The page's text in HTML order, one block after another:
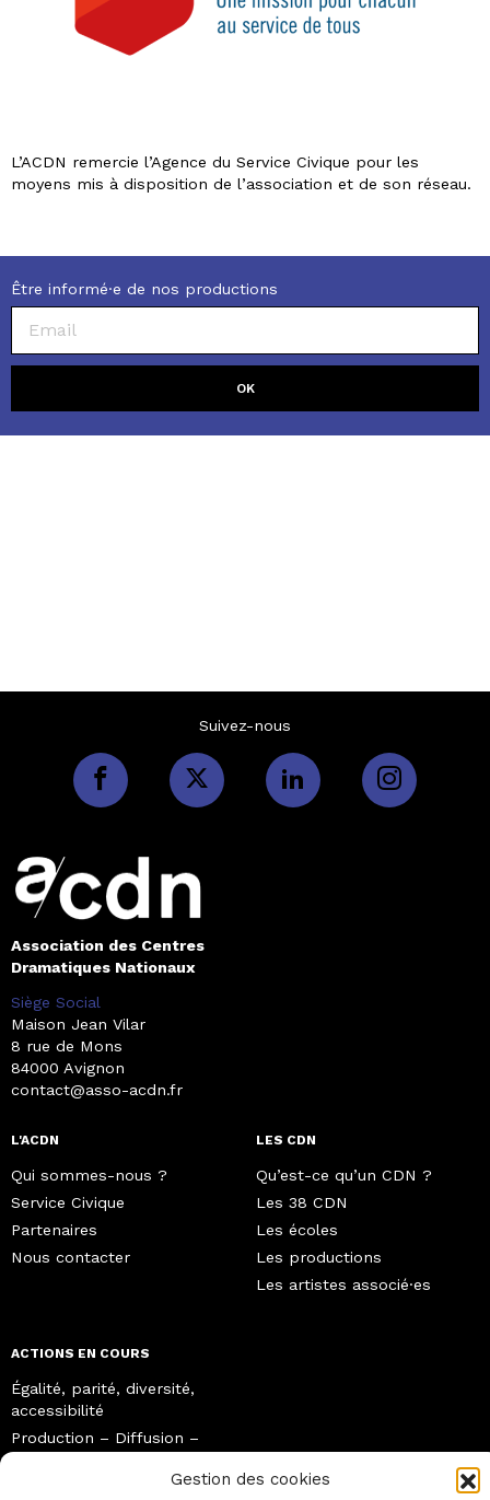
Gestion des cookies
L’ACDN remercie l’Agence du Service Civique pour les
moyens mis à disposition de l’association et de son réseau.
Être informé·e de nos productions
Suivez-nous
Association des Centres
Dramatiques Nationaux
Siège Social
Maison Jean Vilar
8 rue de Mons
84000 Avignon
contact@asso-acdn.fr
L'ACDN
Qui sommes-nous ?
Service Civique
Partenaires
Nous contacter
LES CDN
Qu’est-ce qu’un CDN ?
Les 38 CDN
Les écoles
Les productions
Les artistes associé·es
ACTIONS EN COURS
Égalité, parité, diversité,
accessibilité
Production – Diffusion –
Transition écologique